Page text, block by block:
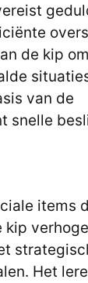
de kip
van de
snelle
items
kip
Het